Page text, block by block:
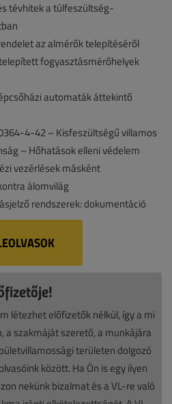
tévhitek a túlfeszültség-
az almérők telepítéséről
fogyasztásmérőhelyek
automaták áttekintő
4-42 – Kisfeszültségű villamos
– Hőhatások elleni védelem
vezérlések másként
álomvilág
rendszerek: dokumentáció
létezhet előfizetők nélkül, így a mi
a szakmáját szerető, a munkájára
területen dolgozó
között. Ha Ön is egy ilyen
nekünk bizalmat és a VL-re való